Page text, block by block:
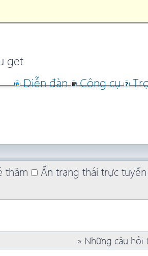
get
Diễn đàn Công cụ
thăm
Ẩn trạng thái trực
» Những câu hỏi